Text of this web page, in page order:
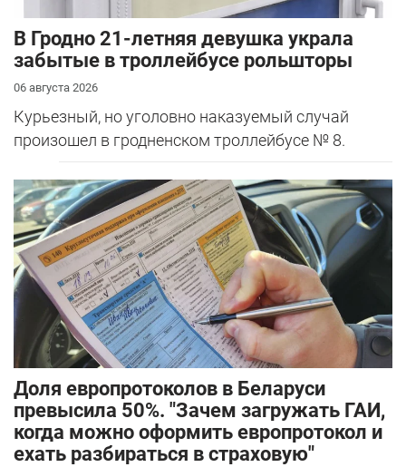
В Гродно 21-летняя девушка украла
забытые в троллейбусе рольшторы
06 августа 2026
Курьезный, но уголовно наказуемый случай
произошел в гродненском троллейбусе № 8.
Доля европротоколов в Беларуси
превысила 50%. "Зачем загружать ГАИ,
когда можно оформить европротокол и
ехать разбираться в страховую"